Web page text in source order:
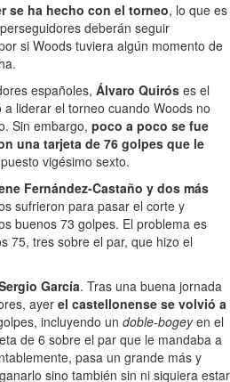
se ha hecho con el torneo, lo que es
deberán seguir
si Woods tuviera algún momento de
españoles, Álvaro Quirós es el
liderar el torneo cuando Woods no
Sin embargo, poco a poco se fue
una tarjeta de 76 golpes que le
vigésimo sexto.
Fernández-Castaño y dos más
sufrieron para pasar el corte y
buenos 73 golpes. El problema es
75, tres sobre el par, que hizo el
García. Tras una buena jornada
ayer el castellonense se volvió a
incluyendo un doble-bogeyen el
de 6 sobre el par que le mandaba a
pasa un grande más y
sino también sin ni siquiera estar